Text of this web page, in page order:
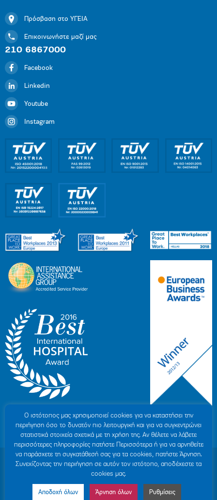
Πρόσβαση στο ΥΓΕΙΑ
Επικοινωνήστε μαζί μας
210 6867000
Facebook
Linkedin
Youtube
Instagram
© 2007-2026 ΥΓΕΙΑ Μ.Α.Ε |
ΓΕΜΗ: 000279901000
Όροι Χρήσης
| Πολιτική Προστασίας Προσωπικών Δεδομένων
Δήλωση Απορρήτου
Ο ιστότοπoς μας χρησιμοποιεί cookies για να καταστήσει την
περιήγηση όσο το δυνατόν πιο λειτουργική και για να συγκεντρώνει
στατιστικά στοιχεία σχετικά με τη χρήση της. Αν θέλετε να λάβετε
περισσότερες πληροφορίες πατήστε Περισσότερα ή για να αρνηθείτε
να παράσχετε τη συγκατάθεσή σας για τα cookies, πατήστε Άρνηση.
Συνεχίζοντας την περιήγηση σε αυτόν τον ιστότοπο, αποδέχεστε τα
cookies μας.
Αποδοχή όλων Άρνηση όλων Ρυθμίσεις